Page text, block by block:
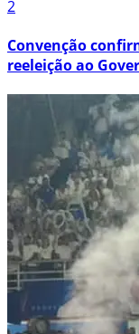
2
Convenção
reeleição ao